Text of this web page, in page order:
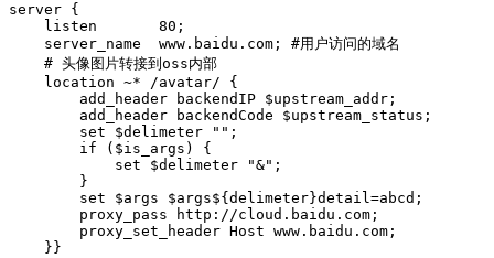
server {
listen       80;
server_name  www.baidu.com; #用户访问的域名
# 头像图片转接到oss内部
location ~* /avatar/ {
add_header backendIP $upstream_addr;
add_header backendCode $upstream_status;
set $delimeter "";
if ($is_args) {
set $delimeter "&";
}
set $args $args${delimeter}detail=abcd;
proxy_pass http://cloud.baidu.com;
proxy_set_header Host www.baidu.com;
}}